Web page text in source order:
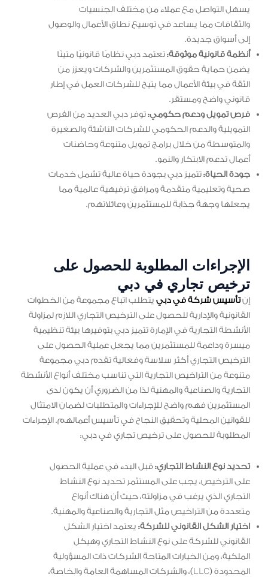
يسهل التواصل مع عملاء من مختلف الجنسيات
والثقافات مما يساعد في توسيع نطاق الأعمال والوصول
إلى أسواق جديدة.
أنظمة قانونية موثوقة:تعتمد دبي نظامًا قانونيًا متينًا
يضمن حماية حقوق المستثمرين والشركات ويعزز من
الثقة في بيئة الأعمال مما يتيح للشركات العمل في إطار
قانوني واضح ومستقر.
فرص تمويل ودعم حكومي:توفر دبي العديد من الفرص
التمويلية والدعم الحكومي للشركات الناشئة والصغيرة
والمتوسطة من خلال برامج تمويل متنوعة وحاضنات
أعمال تدعم الابتكار والنمو.
جودة الحياة:تتميز دبي بجودة حياة عالية تشمل خدمات
صحية وتعليمية متقدمة ومرافق ترفيهية عالمية مما
يجعلها وجهة جذابة للمستثمرين وعائلاتهم.
الإجراءات المطلوبة للحصول على
ترخيص تجاري في دبي
إنتأسيس شركة في دبي يتطلب اتباع مجموعة من الخطوات
القانونية والإدارية للحصول على الترخيص التجاري اللازم لمزاولة
الأنشطة التجارية في الإمارة تتميز دبي بتوفيرها بيئة تنظيمية
ميسرة وداعمة للمستثمرين مما يجعل عملية الحصول على
الترخيص التجاري أكثر سلاسة وفعالية تقدم دبي مجموعة
متنوعة من التراخيص التجارية التي تناسب مختلف أنواع الأنشطة
التجارية والصناعية والمهنية لذا من الضروري أن يكون لدى
المستثمرين فهم واضح للإجراءات والمتطلبات لضمان الامتثال
للقوانين المحلية وتحقيق النجاح في تأسيس أعمالهم. الإجراءات
المطلوبة للحصول على ترخيص تجاري في دبي:
تحديد نوع النشاط التجاري:قبل البدء في عملية الحصول
على الترخيص، يجب على المستثمر تحديد نوع النشاط
التجاري الذي يرغب في مزاولته، حيث أن هناك أنواع
متعددة من التراخيص مثل التجارية والصناعية والمهنية.
اختيار الشكل القانوني للشركة: يعتمد اختيار الشكل
القانوني للشركة على نوع النشاط التجاري وهيكل
الملكية، ومن الخيارات المتاحة الشركات ذات المسؤولية
المحدودة (LLC)، والشركات المساهمة العامة والخاصة،